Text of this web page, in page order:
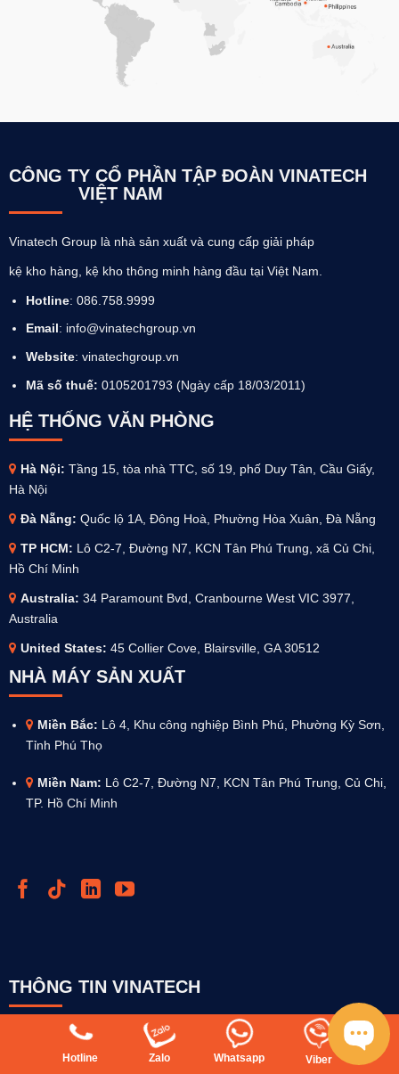
CÔNG TY CỔ PHẦN TẬP ĐOÀN VINATECH
VIỆT NAM
Vinatech Group là nhà sản xuất và cung cấp giải pháp
kệ kho hàng, kệ kho thông minh hàng đầu tại Việt Nam.
Hotline: 086.758.9999
Email: info@vinatechgroup.vn
Website: vinatechgroup.vn
Mã số thuế: 0105201793 (Ngày cấp 18/03/2011)
HỆ THỐNG VĂN PHÒNG
Hà Nội: Tầng 15, tòa nhà TTC, số 19, phố Duy Tân, Cầu Giấy,
Hà Nội
Đà Nẵng: Quốc lộ 1A, Đông Hoà, Phường Hòa Xuân, Đà Nẵng
TP HCM: Lô C2-7, Đường N7, KCN Tân Phú Trung, xã Củ Chi,
Hồ Chí Minh
Australia: 34 Paramount Bvd, Cranbourne West VIC 3977,
Australia
United States: 45 Collier Cove, Blairsville, GA 30512
NHÀ MÁY SẢN XUẤT
Miền Bắc: Lô 4, Khu công nghiệp Bình Phú, Phường Kỳ Sơn,
Tỉnh Phú Thọ
Miền Nam: Lô C2-7, Đường N7, KCN Tân Phú Trung, Củ Chi,
TP. Hồ Chí Minh
THÔNG TIN VINATECH
Về Vinatech
Tin tức sự kiện
Hotline Zalo Whatsapp Viber